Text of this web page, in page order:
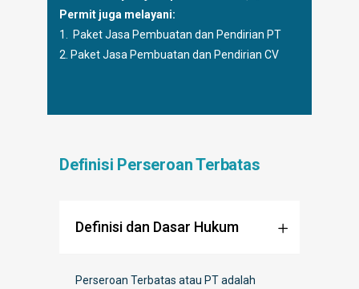
Permit juga melayani:
1. Paket Jasa Pembuatan dan Pendirian PT
2. Paket Jasa Pembuatan dan Pendirian CV
Definisi Perseroan Terbatas
Definisi dan Dasar Hukum
Perseroan Terbatas atau PT adalah